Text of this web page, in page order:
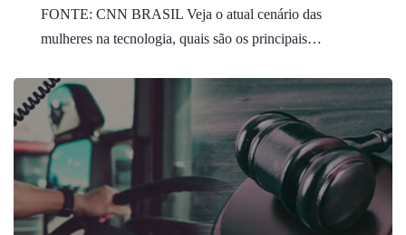
FONTE: CNN BRASIL Veja o atual cenário das
mulheres na tecnologia, quais são os principais…